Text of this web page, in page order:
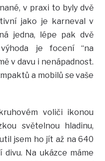
v praxi to byly dvě
jako je karneval v
jedna, lépe pak dvě
je focení “na
v davu i nenápadnost.
a mobilů se vaše
voliči ikonou
světelnou hladinu,
jsem ho jít až na 640
divu. Na ukázce máme